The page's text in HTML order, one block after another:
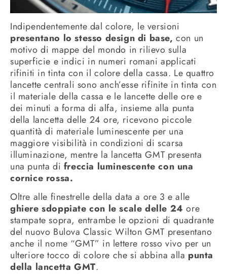
Indipendentemente dal colore, le versioni
presentano lo stesso design di base, con un
motivo di mappe del mondo in rilievo sulla
superficie e indici in numeri romani applicati
rifiniti in tinta con il colore della cassa. Le quattro
lancette centrali sono anch’esse rifinite in tinta con
il materiale della cassa e le lancette delle ore e
dei minuti a forma di alfa, insieme alla punta
della lancetta delle 24 ore, ricevono piccole
quantità di materiale luminescente per una
maggiore visibilità in condizioni di scarsa
illuminazione, mentre la lancetta GMT presenta
una punta di freccia luminescente con una
cornice rossa.
Oltre alle finestrelle della data a ore 3 e alle
ghiere sdoppiate con le scale delle 24 ore
stampate sopra, entrambe le opzioni di quadrante
del nuovo Bulova Classic Wilton GMT presentano
anche il nome “GMT” in lettere rosso vivo per un
ulteriore tocco di colore che si abbina alla punta
della lancetta GMT.